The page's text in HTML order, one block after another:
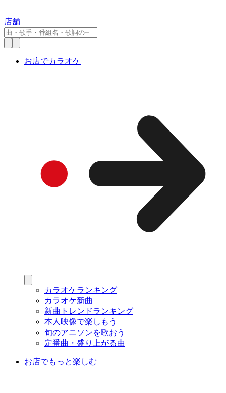
店舗
お店でカラオケ
カラオケランキング
カラオケ新曲
新曲トレンドランキング
本人映像で楽しもう
旬のアニソンを歌おう
定番曲・盛り上がる曲
お店でもっと楽しむ